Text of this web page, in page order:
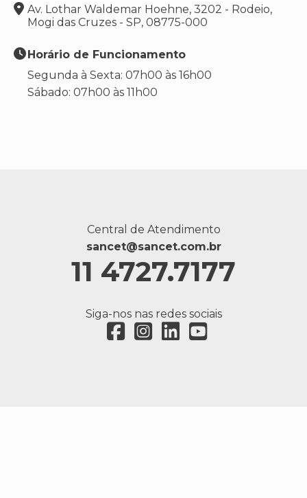
Av. Lothar Waldemar Hoehne, 3202 - Rodeio,
Mogi das Cruzes - SP, 08775-000
Horário de Funcionamento
Segunda à Sexta: 07h00 às 16h00
Sábado: 07h00 às 11h00
Central de Atendimento
sancet@sancet.com.br
11 4727.7177
Siga-nos nas redes sociais